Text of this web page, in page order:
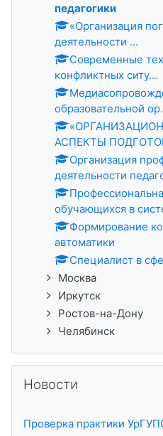
педагогики
«Организация
деятельности ...
Современные
конфликтных ситу...
образовательной
АСПЕКТЫ
Организация
деятельности
обучающихся в
Формирование
автоматики
Специалист в
Москва
Иркутск
Ростов-на-Дону
Челябинск
Новости
Проверка практики